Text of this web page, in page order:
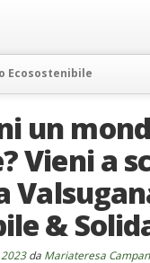
Ecosostenibile
un
Vieni a
&
da Mariateresa